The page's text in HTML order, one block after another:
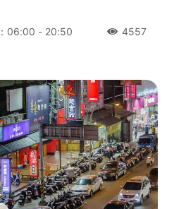
06:00 - 20:50 人氣4557